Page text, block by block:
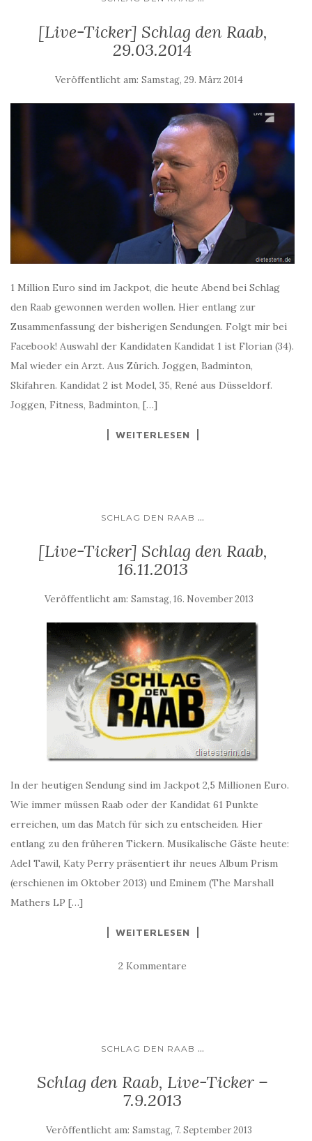
[Live-Ticker] Schlag den Raab,
29.03.2014
Veröffentlicht am: Samstag, 29. März 2014
1 Million Euro sind im Jackpot, die heute Abend bei Schlag
den Raab gewonnen werden wollen. Hier entlang zur
Zusammenfassung der bisherigen Sendungen. Folgt mir bei
Facebook! Auswahl der Kandidaten Kandidat 1 ist Florian (34).
Mal wieder ein Arzt. Aus Zürich. Joggen, Badminton,
Skifahren. Kandidat 2 ist Model, 35, René aus Düsseldorf.
Joggen, Fitness, Badminton, […]
WEITERLESEN
SCHLAG DEN RAAB ...
[Live-Ticker] Schlag den Raab,
16.11.2013
Veröffentlicht am: Samstag, 16. November 2013
In der heutigen Sendung sind im Jackpot 2,5 Millionen Euro.
Wie immer müssen Raab oder der Kandidat 61 Punkte
erreichen, um das Match für sich zu entscheiden. Hier
entlang zu den früheren Tickern. Musikalische Gäste heute:
Adel Tawil, Katy Perry präsentiert ihr neues Album Prism
(erschienen im Oktober 2013) und Eminem (The Marshall
Mathers LP […]
WEITERLESEN
2 Kommentare
SCHLAG DEN RAAB ...
Schlag den Raab, Live-Ticker –
7.9.2013
Veröffentlicht am: Samstag, 7. September 2013